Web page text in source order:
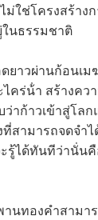
ม่ใช่โครงสร้าง
นธรรมชาติ
ยาวผ่านก้อนเ
คร่น้ํา สร้างคว
าก้าวเข้าสู่โล
สามารถจดจํา
ะรู้ได้ทันทีว่านั่น
านทองคําสามา